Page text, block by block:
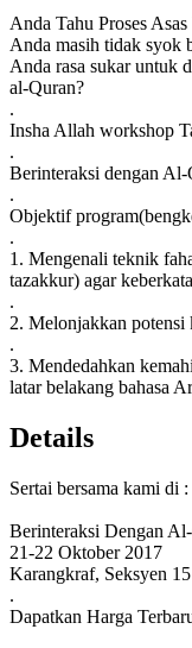
Anda Tahu Proses
Anda masih tidak syok
Anda rasa sukar untuk
al-Quran?
.
Insha Allah workshop
.
Berinteraksi dengan
.
Objektif
.
1. Mengenali teknik
tazakkur) agar
.
2. Melonjakkan potensi
.
3. Mendedahkan
latar belakang bahasa
Details
Sertai bersama kami di :
Berinteraksi Dengan
21-22 Oktober 2017
Karangkraf, Seksyen
.
Dapatkan Harga